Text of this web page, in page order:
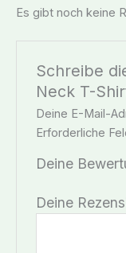
Es gibt noch keine
Schreibe
Neck T-
Deine E-Mail-
Erforderliche
Deine
Deine